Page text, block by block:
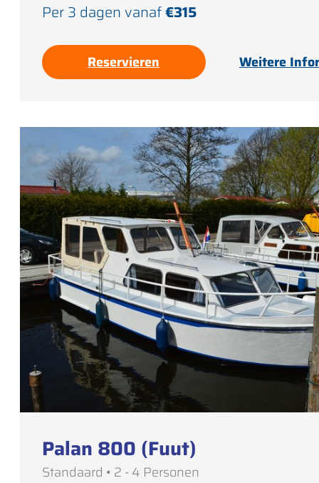
Per 3 dagen vanaf€315
Reservieren Weitere
Palan 800 (Fuut)
Standaard • 2 - 4 Personen